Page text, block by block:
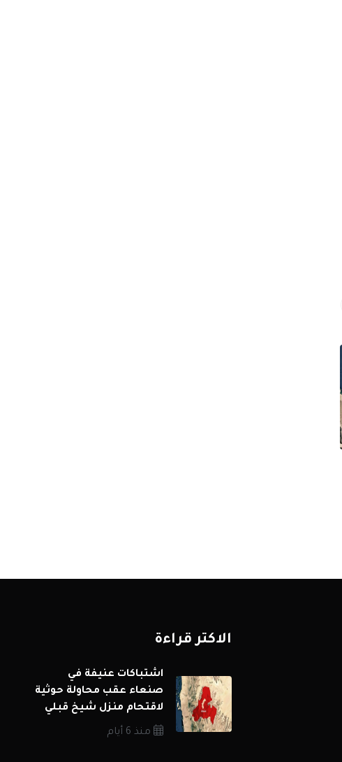
الاكثر قراءة
اشتباكات عنيفة في
صنعاء عقب محاولة حوثية
لاقتحام منزل شيخ قبلي
منذ 6 أيام